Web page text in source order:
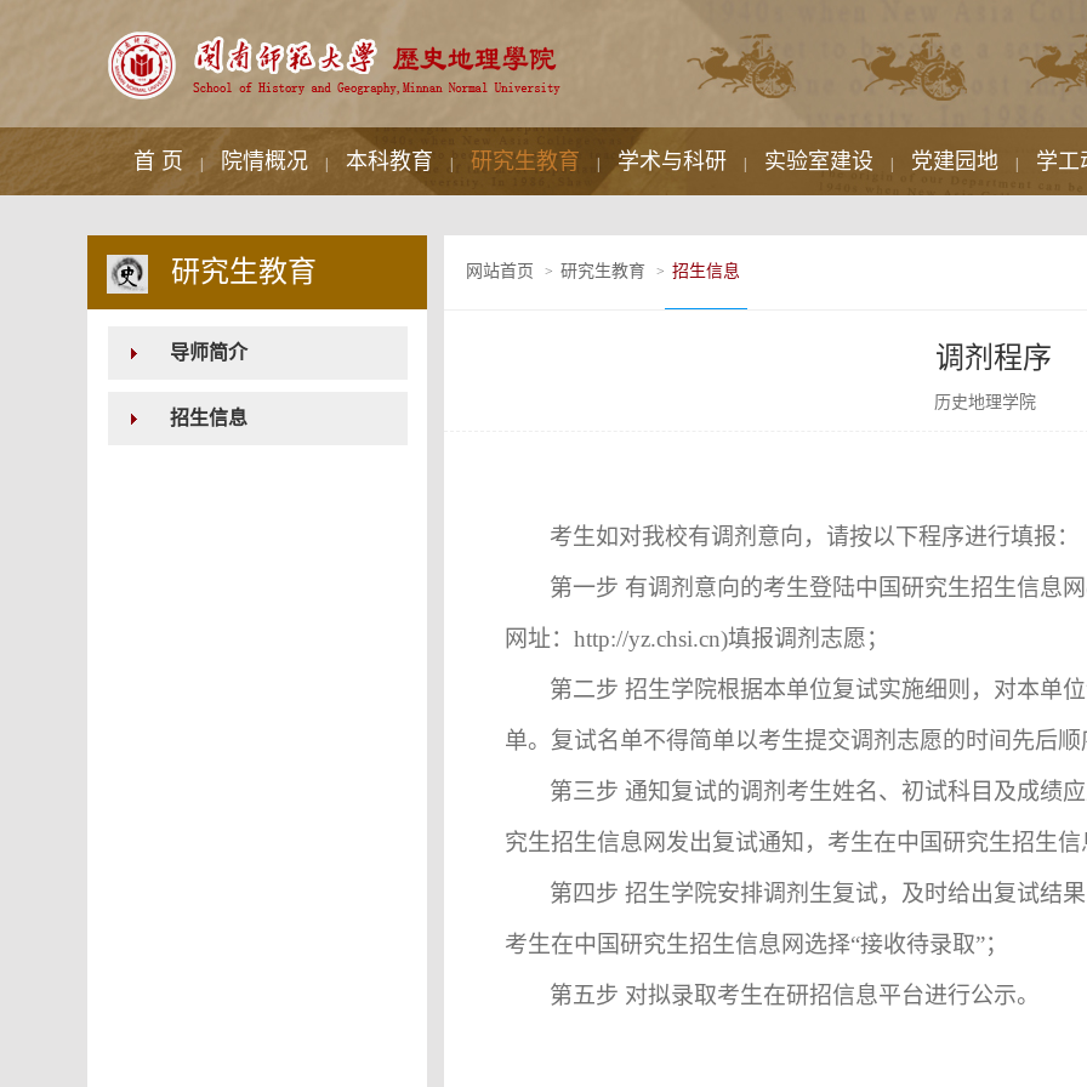
首 页 院情概况 本科教育 研究生教育 学术与科研 实验室建设 党建园地 学工
研究生教育
导师简介
招生信息
网站首页 > 研究生教育 > 招生信息
调剂程序
历史地理学院
考生如对我校有调剂意向，请按以下程序进行填报：
第一步 有调剂意向的考生登陆中国研究生招生信息网
网址： http://yz.chsi.cn)填报调剂志愿；
第二步 招生学院根据本单位复试实施细则，对本单
单。复试名单不得简单以考生提交调剂志愿的时间先后
第三步 通知复试的调剂考生姓名、初试科目及成绩
究生招生信息网发出复试通知，考生在中国研究生招生
第四步 招生学院安排调剂生复试，及时给出复试结
考生在中国研究生招生信息网选择“接收待录取”；
第五步 对拟录取考生在研招信息平台进行公示。